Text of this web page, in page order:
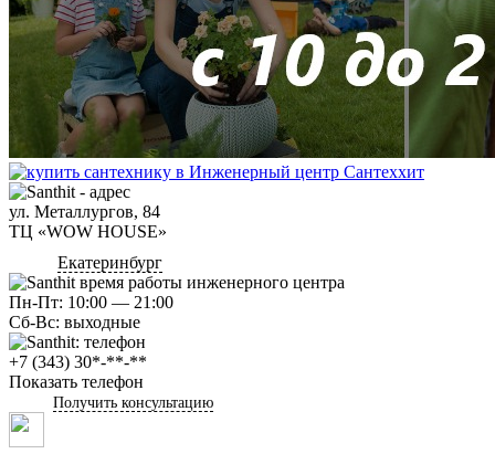
ул. Металлургов, 84
ТЦ «WOW HOUSE»
Екатеринбург
Пн-Пт: 10:00 — 21:00
Сб-Вс: выходные
+7 (343) 30*-**-**
Показать телефон
Получить консультацию